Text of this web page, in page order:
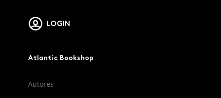
LOGIN
Atlantic Bookshop
Autores